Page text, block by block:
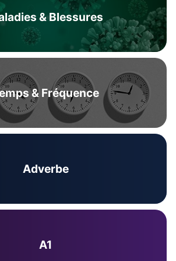
& Blessures
& Fréquence
Adverbe
A1